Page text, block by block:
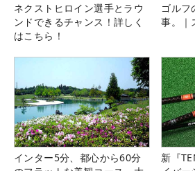
ネクストヒロイン選手とラウ
ンドできるチャンス！詳しく
はこちら！
ゴルフ
事。｜
インター5分、都心から60分
新『